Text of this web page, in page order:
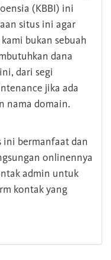
(KBBI) ini
situs ini agar
bukan sebuah
dana
dari segi
jika ada
nama domain.
ini bermanfaat dan
onlinennya
admin untuk
kontak yang